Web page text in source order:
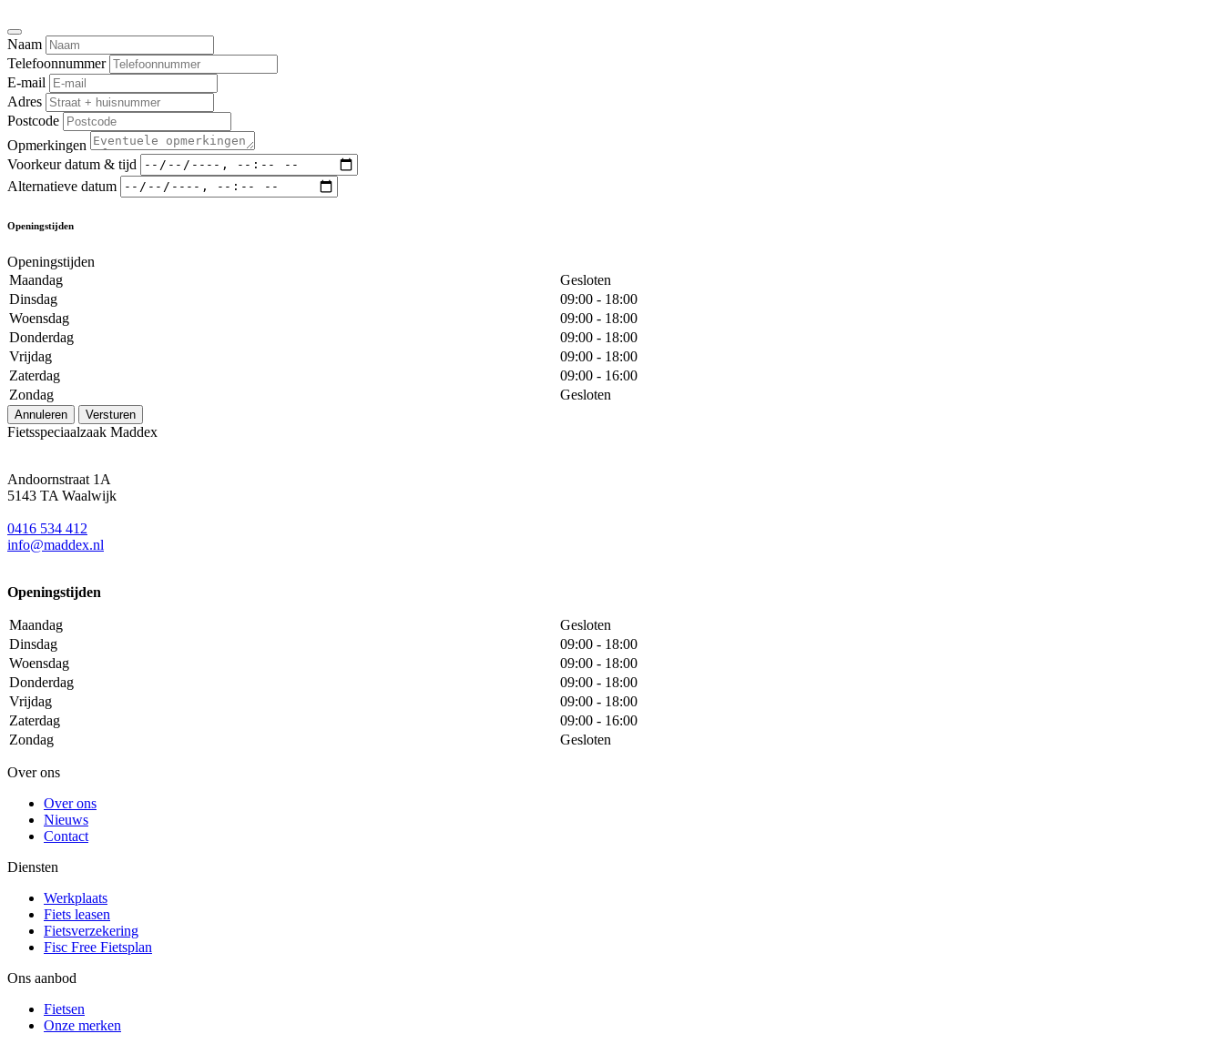
Naam
Telefoonnummer
E-mail
Adres
Postcode
Opmerkingen
Voorkeur datum & tijd
Alternatieve datum
Openingstijden
Openingstijden
Maandag
Gesloten
Dinsdag
09:00 - 18:00
Woensdag
09:00 - 18:00
Donderdag
09:00 - 18:00
Vrijdag
09:00 - 18:00
Zaterdag
09:00 - 16:00
Zondag
Gesloten
Annuleren Versturen
Fietsspeciaalzaak Maddex
Andoornstraat 1A
5143 TA Waalwijk
0416 534 412
info@maddex.nl
Openingstijden
Maandag
Gesloten
Dinsdag
09:00 - 18:00
Woensdag
09:00 - 18:00
Donderdag
09:00 - 18:00
Vrijdag
09:00 - 18:00
Zaterdag
09:00 - 16:00
Zondag
Gesloten
Over ons
Over ons
Nieuws
Contact
Diensten
Werkplaats
Fiets leasen
Fietsverzekering
Fisc Free Fietsplan
Ons aanbod
Fietsen
Onze merken